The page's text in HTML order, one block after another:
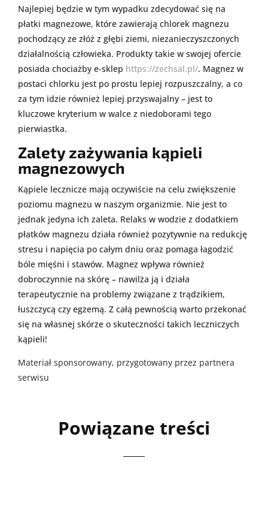
Najlepiej będzie w tym wypadku zdecydować się na
płatki magnezowe, które zawierają chlorek magnezu
pochodzący ze złóż z głębi ziemi, niezanieczyszczonych
działalnością człowieka. Produkty takie w swojej ofercie
posiada chociażby e-sklep https://zechsal.pl/. Magnez w
postaci chlorku jest po prostu lepiej rozpuszczalny, a co
za tym idzie również lepiej przyswajalny – jest to
kluczowe kryterium w walce z niedoborami tego
pierwiastka.
Zalety zażywania kąpieli
magnezowych
Kąpiele lecznicze mają oczywiście na celu zwiększenie
poziomu magnezu w naszym organizmie. Nie jest to
jednak jedyna ich zaleta. Relaks w wodzie z dodatkiem
płatków magnezu działa również pozytywnie na redukcję
stresu i napięcia po całym dniu oraz pomaga łagodzić
bóle mięśni i stawów. Magnez wpływa również
dobroczynnie na skórę – nawilża ją i działa
terapeutycznie na problemy związane z trądzikiem,
łuszczycą czy egzemą. Z całą pewnością warto przekonać
się na własnej skórze o skuteczności takich leczniczych
kąpieli!
Materiał sponsorowany, przygotowany przez partnera
serwisu
Powiązane treści